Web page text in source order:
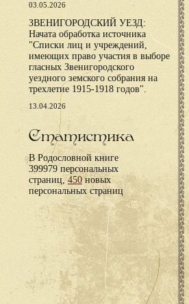
03.05.2026
ЗВЕНИГОРОДСКИЙ УЕЗД:
Начата обработка источника
"Списки лиц и учреждений,
имеющих право участия в выборе
гласных Звенигородского
уездного земского собрания на
трехлетие 1915-1918 годов".
13.04.2026
Статистика
В Родословной книге
399979 персональных
страниц,450новых
персональных страниц